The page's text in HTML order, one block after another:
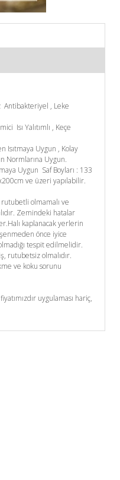
Antibakteriyel , Leke
Isı Yalıtımlı , Keçe
Isıtmaya Uygun , Kolay
Normlarına Uygun.
Uygun Saf Boyları : 133
ve üzeri yapılabilir.
olmamalı ve
Zemindeki hatalar
kaplanacak yerlerin
önce iyice
tespit edilmelidir.
rutubetsiz olmalıdır.
ve koku sorunu
uygulaması hariç,